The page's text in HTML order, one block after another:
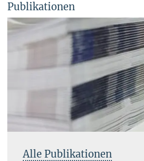
Publikationen
Alle Publikationen